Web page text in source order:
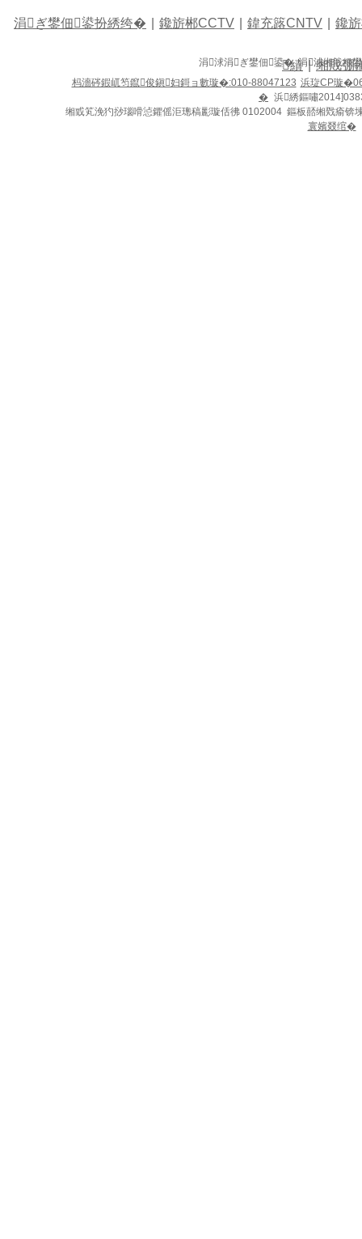
涓ぎ鐢佃鍙扮綉绔� 鑱旂郴CCTV 鍏充簬CNTV 鑱
績 | 缃戝弸
涓浗涓ぎ鐢佃鍙� 涓浗缃戠粶
杩濇硶鍜屼笉鑹俊鎭妇鎶ョ數璇�:010-88047123 浜琁CP璇
� 浜綉鏂嘯
缃戜笂浼犳挱瑙嗗惉鑺傜洰璁稿彲璇佸彿 0102004 鏂板嚭缃戣瘉
寰嬪叕绾�